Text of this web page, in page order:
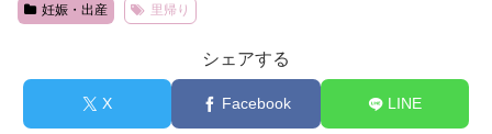
妊娠・出産 里帰り
シェアする
X Facebook LINE